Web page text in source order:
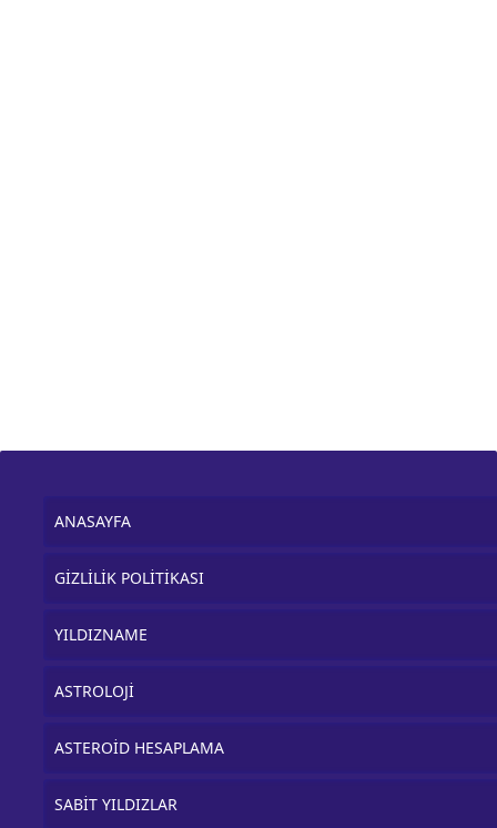
ANASAYFA
GİZLİLİK POLİTİKASI
YILDIZNAME
ASTROLOJİ
ASTEROİD HESAPLAMA
SABİT YILDIZLAR